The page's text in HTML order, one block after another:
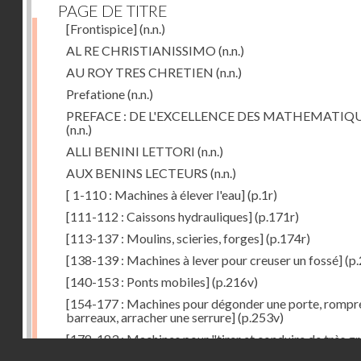
PAGE DE TITRE
[Frontispice](n.n.)
AL RE CHRISTIANISSIMO (n.n.)
AU ROY TRES CHRETIEN (n.n.)
Prefatione(n.n.)
PREFACE : DE L'EXCELLENCE DES
(n.n.)
ALLI BENINI LETTORI (n.n.)
AUX BENINS LECTEURS (n.n.)
[ 1-110 : Machines à élever l'eau](p.1r)
[111-112 : Caissons hydrauliques](p.171r)
[113-137 : Moulins, scieries, forges](p.174r)
[138-139 : Machines à lever pour creuser un fossé]
[140-153 : Ponts mobiles](p.216v)
[154-177 : Machines pour dégonder une porte,
barreaux, arracher une serrure](p.253v)
[178-183 : Machines pour "tirer et conduire de très